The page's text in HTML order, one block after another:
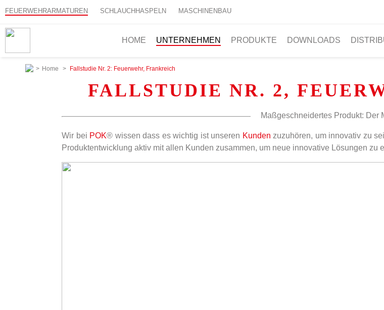
FEUERWEHRARMATUREN SCHLAUCHHASPELN MASCHINENBAU
HOME UNTERNEHMEN PRODUKTE DOWNLOADS
> Home > Fallstudie Nr. 2: Feuerwehr, Frankreich
FALLSTUDIE NR. 2,
Maßgeschneidertes Produkt: Der
Wir bei POK® wissen dass es wichtig ist unseren Kunden zuzuhören, um innovativ zu
Produktentwicklung aktiv mit allen Kunden zusammen, um neue innovative Lösungen